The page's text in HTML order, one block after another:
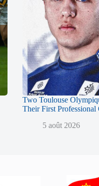
Two Toulouse
Their First Professional
5 août 2026